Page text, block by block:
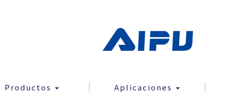
Productos Aplicaciones